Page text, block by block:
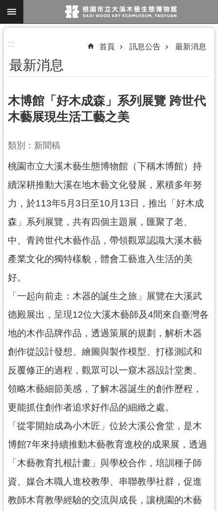
跳到主要內容區塊
搜
尋
資
訊
展
民
服
動
究
學
資
源
認
木
博
訊
公
告
志
::: 首頁 訊息公告 最新消息
最新消息
木博館「好木成森」系列展覽 跨世代
木藝展現生活工藝之美
類別：新聞稿
桃園市立大溪木藝生態博物館（下稱木博館）持
續深耕推動大溪在地木藝文化發展，累積多年努
力，於113年5月3日至10月13日，推出「好木成
森」系列展覽，共有四個主題展，匯聚了老、
中、青跨世代木藝作品，帶領觀眾認識大溪木藝
產業文化的獨特樣貌，體會工藝進入生活的美
好。
「一起向前走：木器的誕生之旅」展覽在大溪武
德殿展出，呈現12位大溪木藝師及4間來自臺灣各
地的木作品牌作品，透過策展的規劃，解析木器
創作從設計發想、繪圖與製作模型、打樣測試和
反覆修正的過程，觀眾可以一窺木器設計堂奧、
領略木藝細節美感，了解木器誕生的創作歷程，
更能抓住創作者追求好作品的細緻之處。
「從零開始成為小木匠」位於大溪公會堂，是木
博館7年來持續推動木藝教育進校的成果展，透過
「木藝教育扎根計畫」與學校合作，培訓種子師
資、媒合木職人進校教學、串聯教學社群，促進
教師木育教學經驗的交流與成長，讓桃園的木藝